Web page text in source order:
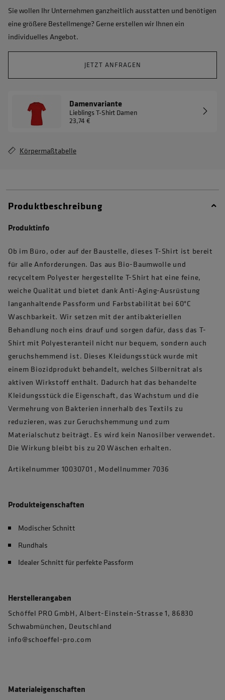
Sie wollen Ihr Unternehmen ganzheitlich ausstatten und benötigen
eine größere Bestellmenge? Gerne erstellen wir Ihnen ein
individuelles Angebot.
JETZT ANFRAGEN
Damenvariante
Lieblings T-Shirt Damen
23,74 €
Körpermaßtabelle
Produktbeschreibung
Produktinfo
Ob im Büro, oder auf der Baustelle, dieses T-Shirt ist bereit
für alle Anforderungen. Das aus Bio-Baumwolle und
recyceltem Polyester hergestellte T-Shirt hat eine feine,
weiche Qualität und bietet dank Anti-Aging-Ausrüstung
langanhaltende Passform und Farbstabilität bei 60°C
Waschbarkeit. Wir setzen mit der antibakteriellen
Behandlung noch eins drauf und sorgen dafür, dass das T-
Shirt mit Polyesteranteil nicht nur bequem, sondern auch
geruchshemmend ist. Dieses Kleidungsstück wurde mit
einem Biozidprodukt behandelt, welches Silbernitrat als
aktiven Wirkstoff enthält. Dadurch hat das behandelte
Kleidungsstück die Eigenschaft, das Wachstum und die
Vermehrung von Bakterien innerhalb des Textils zu
reduzieren, was zur Geruchshemmung und zum
Materialschutz beiträgt. Es wird kein Nanosilber verwendet.
Die Wirkung bleibt bis zu 20 Wäschen erhalten.
Artikelnummer 10030701 , Modellnummer 7036
Produkteigenschaften
Modischer Schnitt
Rundhals
Idealer Schnitt für perfekte Passform
Herstellerangaben
Schöffel PRO GmbH, Albert-Einstein-Strasse 1, 86830
Schwabmünchen, Deutschland
info@schoeffel-pro.com
Materialeigenschaften